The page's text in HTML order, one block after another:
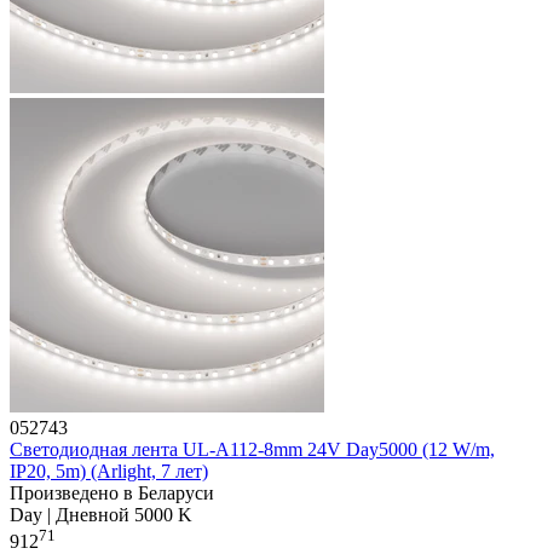
052743
Светодиодная лента UL-A112-8mm 24V Day5000 (12 W/m,
IP20, 5m) (Arlight, 7 лет)
Произведено в Беларуси
Day | Дневной 5000 K
91271